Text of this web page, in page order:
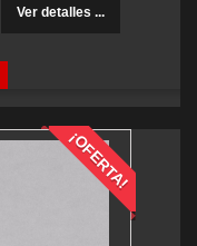
Ver detalles ...
¡OFERTA!